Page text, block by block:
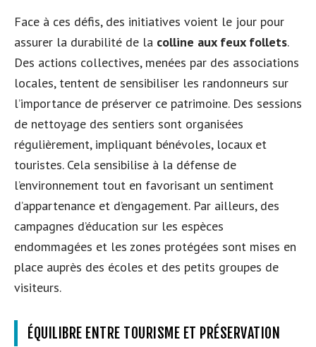
Face à ces défis, des initiatives voient le jour pour
assurer la durabilité de la colline aux feux follets.
Des actions collectives, menées par des associations
locales, tentent de sensibiliser les randonneurs sur
l’importance de préserver ce patrimoine. Des sessions
de nettoyage des sentiers sont organisées
régulièrement, impliquant bénévoles, locaux et
touristes. Cela sensibilise à la défense de
l’environnement tout en favorisant un sentiment
d’appartenance et d’engagement. Par ailleurs, des
campagnes d’éducation sur les espèces
endommagées et les zones protégées sont mises en
place auprès des écoles et des petits groupes de
visiteurs.
ÉQUILIBRE ENTRE TOURISME ET PRÉSERVATION